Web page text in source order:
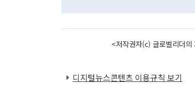
<저작권자(c) 글로벌리더
디지털뉴스콘텐츠 이용규칙 보기